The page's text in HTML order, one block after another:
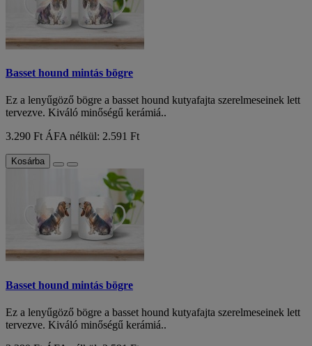
Basset hound mintás bögre
Ez a lenyűgöző bögre a basset hound kutyafajta szerelmeseinek lett
tervezve. Kiváló minőségű kerámiá..
3.290 Ft ÁFA nélkül: 2.591 Ft
Kosárba
Basset hound mintás bögre
Ez a lenyűgöző bögre a basset hound kutyafajta szerelmeseinek lett
tervezve. Kiváló minőségű kerámiá..